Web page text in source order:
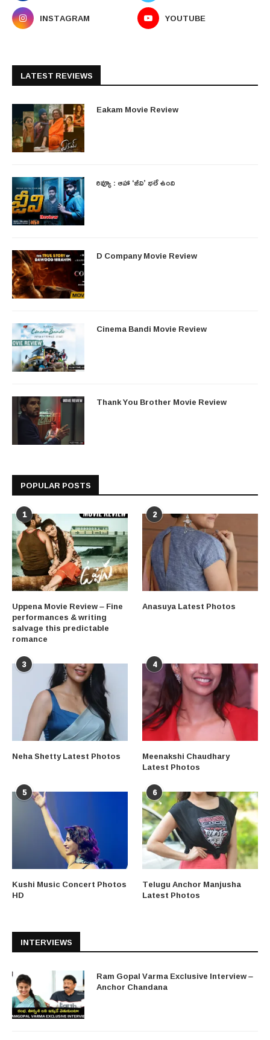
INSTAGRAM
YOUTUBE
LATEST REVIEWS
Eakam Movie Review
రివ్యూ : ఆహా ‘జీవి’ భలే ఉంది
D Company Movie Review
Cinema Bandi Movie Review
Thank You Brother Movie Review
POPULAR POSTS
1
Uppena Movie Review – Fine
performances & writing
salvage this predictable
romance
2
Anasuya Latest Photos
3
Neha Shetty Latest Photos
4
Meenakshi Chaudhary
Latest Photos
5
Kushi Music Concert Photos
HD
6
Telugu Anchor Manjusha
Latest Photos
INTERVIEWS
Ram Gopal Varma Exclusive Interview –
Anchor Chandana